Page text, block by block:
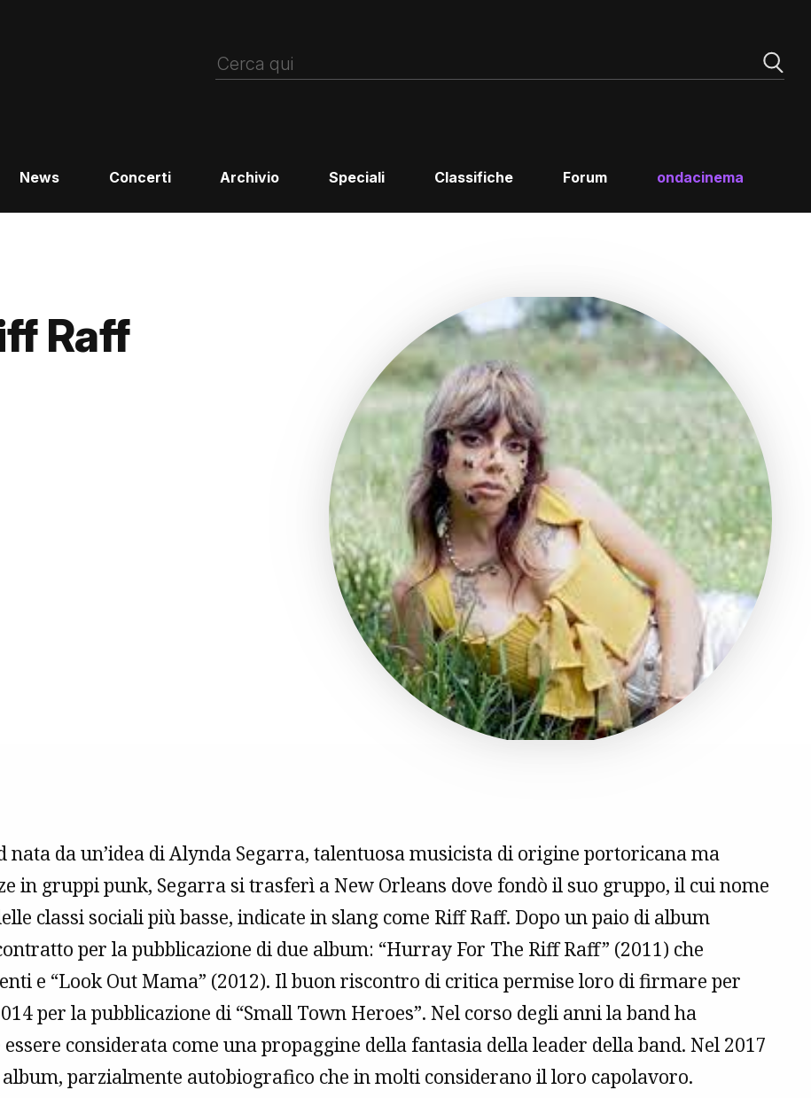
News Concerti Archivio Speciali Classifiche Forum ondacinema
Raff
da un’idea di Alynda Segarra, talentuosa musicista di origine portoricana ma
in gruppi punk, Segarra si trasferì a New Orleans dove fondò il suo gruppo, il cui nome
classi sociali più basse, indicate in slang come Riff Raff. Dopo un paio di album
per la pubblicazione di due album: “Hurray For The Riff Raff” (2011) che
e “Look Out Mama” (2012). Il buon riscontro di critica permise loro di firmare per
per la pubblicazione di “Small Town Heroes”. Nel corso degli anni la band ha
considerata come una propaggine della fantasia della leader della band. Nel 2017
parzialmente autobiografico che in molti considerano il loro capolavoro.